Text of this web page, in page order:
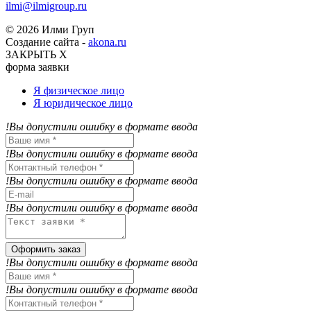
ilmi@ilmigroup.ru
© 2026 Илми Груп
Создание сайта - akona.ru
ЗАКРЫТЬ Х
форма заявки
Я физическое лицо
Я юридическое лицо
!Вы допустили ошибку в формате ввода
!Вы допустили ошибку в формате ввода
!Вы допустили ошибку в формате ввода
!Вы допустили ошибку в формате ввода
Оформить заказ
!Вы допустили ошибку в формате ввода
!Вы допустили ошибку в формате ввода